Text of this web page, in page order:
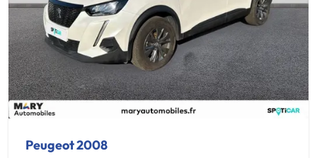
Peugeot 2008